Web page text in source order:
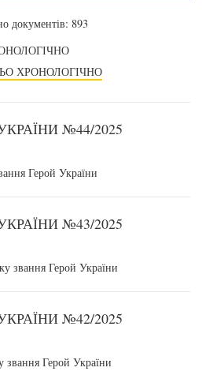
документів: 893
ХРОНОЛОГІЧНО
№44/2025
Герой України
№43/2025
звання Герой України
№42/2025
Герой України